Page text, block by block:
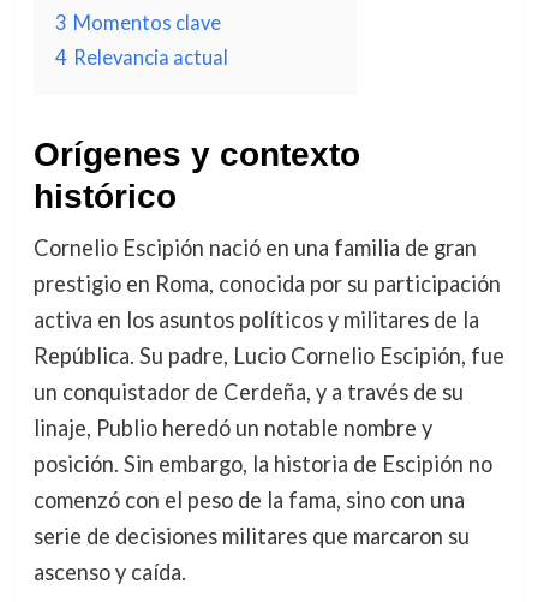
3 Momentos clave
4 Relevancia actual
Orígenes y contexto
histórico
Cornelio Escipión nació en una familia de gran
prestigio en Roma, conocida por su participación
activa en los asuntos políticos y militares de la
República. Su padre, Lucio Cornelio Escipión, fue
un conquistador de Cerdeña, y a través de su
linaje, Publio heredó un notable nombre y
posición. Sin embargo, la historia de Escipión no
comenzó con el peso de la fama, sino con una
serie de decisiones militares que marcaron su
ascenso y caída.